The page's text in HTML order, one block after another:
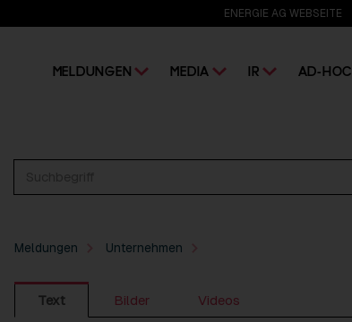
ENERGIE AG WEBSEITE
MELDUNGEN MEDIA IR AD-HOC
Meldungen Unternehmen
Text Bilder Videos